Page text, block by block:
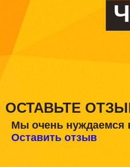
ОСТАВЬТЕ
Мы очень нуждаемся
Оставить отзыв